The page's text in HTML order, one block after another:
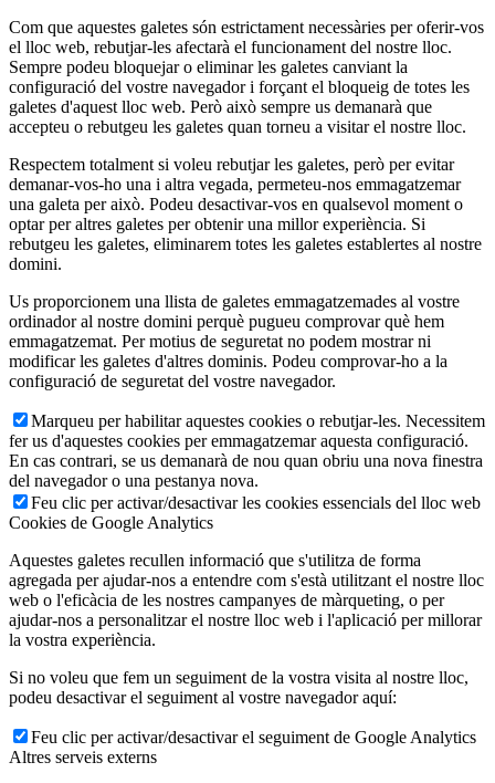
Com que aquestes galetes són estrictament necessàries per oferir-vos
el lloc web, rebutjar-les afectarà el funcionament del nostre lloc.
Sempre podeu bloquejar o eliminar les galetes canviant la
configuració del vostre navegador i forçant el bloqueig de totes les
galetes d'aquest lloc web. Però això sempre us demanarà que
accepteu o rebutgeu les galetes quan torneu a visitar el nostre lloc.
Respectem totalment si voleu rebutjar les galetes, però per evitar
demanar-vos-ho una i altra vegada, permeteu-nos emmagatzemar
una galeta per això. Podeu desactivar-vos en qualsevol moment o
optar per altres galetes per obtenir una millor experiència. Si
rebutgeu les galetes, eliminarem totes les galetes establertes al nostre
domini.
Us proporcionem una llista de galetes emmagatzemades al vostre
ordinador al nostre domini perquè pugueu comprovar què hem
emmagatzemat. Per motius de seguretat no podem mostrar ni
modificar les galetes d'altres dominis. Podeu comprovar-ho a la
configuració de seguretat del vostre navegador.
Marqueu per habilitar aquestes cookies o rebutjar-les. Necessitem
fer us d'aquestes cookies per emmagatzemar aquesta configuració.
En cas contrari, se us demanarà de nou quan obriu una nova finestra
del navegador o una pestanya nova.
Feu clic per activar/desactivar les cookies essencials del lloc web
Cookies de Google Analytics
Aquestes galetes recullen informació que s'utilitza de forma
agregada per ajudar-nos a entendre com s'està utilitzant el nostre lloc
web o l'eficàcia de les nostres campanyes de màrqueting, o per
ajudar-nos a personalitzar el nostre lloc web i l'aplicació per millorar
la vostra experiència.
Si no voleu que fem un seguiment de la vostra visita al nostre lloc,
podeu desactivar el seguiment al vostre navegador aquí:
Feu clic per activar/desactivar el seguiment de Google Analytics
Altres serveis externs